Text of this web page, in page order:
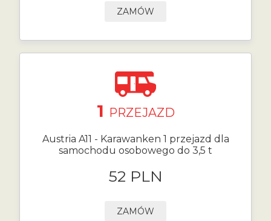
ZAMÓW
1 PRZEJAZD
Austria A11 - Karawanken 1 przejazd dla
samochodu osobowego do 3,5 t
52 PLN
ZAMÓW